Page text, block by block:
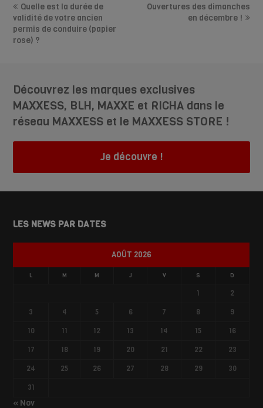
Quelle est la durée de
validité de votre ancien
permis de conduire (papier
rose) ?
Ouvertures des dimanches
en décembre !
Découvrez les marques exclusives
MAXXESS, BLH, MAXXE et RICHA dans le
réseau MAXXESS et le MAXXESS STORE !
Je découvre !
LES NEWS PAR DATES
AOÛT 2026
L M M J V S D
1
2
3
4 5 6 7 8
9
10
11 12 13 14 15
16
17
18 19 20 21 22
23
24
25 26 27 28 29
30
31
« Nov